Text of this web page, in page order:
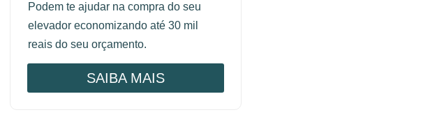
Podem te ajudar na compra do seu
elevador economizando até 30 mil
reais do seu orçamento.
SAIBA MAIS